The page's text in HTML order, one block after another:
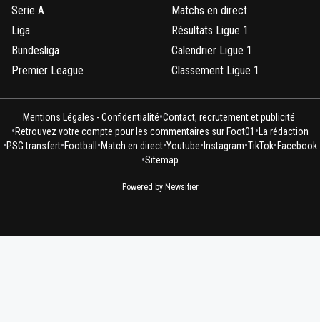
Serie A
Liga
Bundesliga
Premier League
Matchs en direct
Résultats Ligue 1
Calendrier Ligue 1
Classement Ligue 1
Mentions Légales - Confidentialité•Contact, recrutement et publicité
•Retrouvez votre compte pour les commentaires sur Foot01 •La rédaction
•PSG transfert•Football •Match en direct•Youtube• Instagram•TikTok•Facebook
•Sitemap
Powered by Newsifier